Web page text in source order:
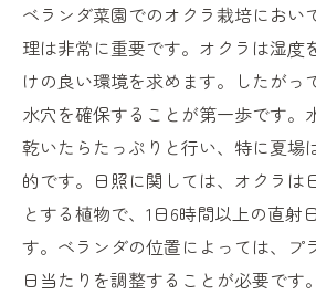
ベランダ菜園でのオクラ栽培におい
理は非常に重要です。オクラは湿度
けの良い環境を求めます。したがっ
水穴を確保することが第一歩です。
乾いたらたっぷりと行い、特に夏場
的です。日照に関しては、オクラは
とする植物で、1日6時間以上の直射
す。ベランダの位置によっては、プ
日当たりを調整することが必要です